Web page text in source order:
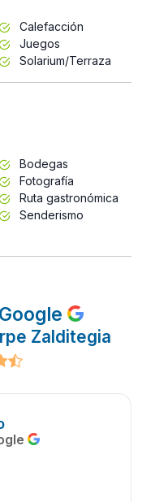
Calefacción
Juegos
Solarium/Terraza
Bodegas
Fotografía
Ruta gastronómica
Senderismo
Zalditegia